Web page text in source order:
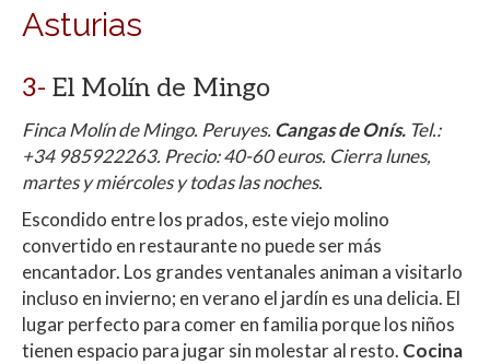
Asturias
3- El Molín de Mingo
Finca Molín de Mingo. Peruyes. Cangas de Onís. Tel.:
+34 985922263. Precio: 40-60 euros. Cierra lunes,
martes y miércoles y todas las noches.
Escondido entre los prados, este viejo molino
convertido en restaurante no puede ser más
encantador. Los grandes ventanales animan a visitarlo
incluso en invierno; en verano el jardín es una delicia. El
lugar perfecto para comer en familia porque los niños
tienen espacio para jugar sin molestar al resto. Cocina